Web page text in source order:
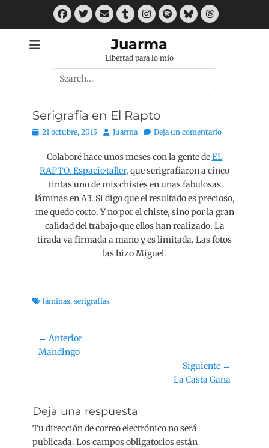
Facebook
TwitterCorreo
electrónico
TumblrInstagram
Spotify
BlueskyThreads
Juarma
Libertad para lo mío
Buscar
por:
Serigrafía en El Rapto
Publicado
21 octubre, 2015 AutorJuarma Deja un comentario
Colaboré hace unos meses con la gente deEL
RAPTO. Espacio·taller, que serigrafiaron a cinco
tintas uno de mis chistes en unas fabulosas
láminas en A3. Si digo que el resultado es precioso,
me quedo corto. Y no por el chiste, sino por la gran
calidad del trabajo que ellos han realizado. La
tirada va firmada a mano y es limitada. Las fotos
las hizo Miguel.
Etiquetas
láminas, serigrafías
Navegación
de
← Anterior
Entrada
Mandingo
Siguiente →
La Casta Gana
Deja una respuesta
Tu dirección de correo electrónico no será
publicada. Los campos obligatorios están